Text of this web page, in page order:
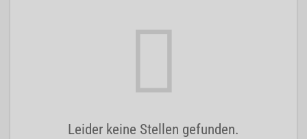
Leider keine Stellen gefunden.